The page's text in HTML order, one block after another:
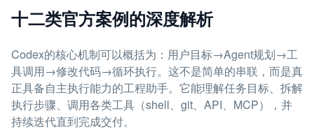
十二类官方案例的深度解析
Codex的核心机制可以概括为：用户目标→Agent规划→工
具调用→修改代码→循环执行。这不是简单的串联，而是真
正具备自主执行能力的工程助手。它能理解任务目标、拆解
执行步骤、调用各类工具（shell、git、API、MCP），并
持续迭代直到完成交付。